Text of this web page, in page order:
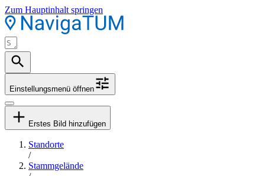
Zum Hauptinhalt springen
Einstellungsmenü öffnen
Erstes Bild hinzufügen
Standorte
/
Stammgelände